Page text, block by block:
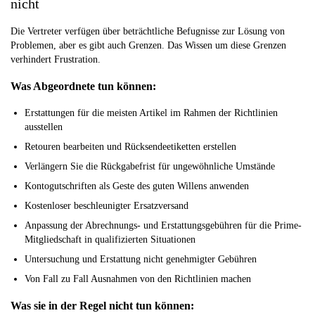
nicht
Die Vertreter verfügen über beträchtliche Befugnisse zur Lösung von
Problemen, aber es gibt auch Grenzen. Das Wissen um diese Grenzen
verhindert Frustration.
Was Abgeordnete tun können:
Erstattungen für die meisten Artikel im Rahmen der Richtlinien
ausstellen
Retouren bearbeiten und Rücksendeetiketten erstellen
Verlängern Sie die Rückgabefrist für ungewöhnliche Umstände
Kontogutschriften als Geste des guten Willens anwenden
Kostenloser beschleunigter Ersatzversand
Anpassung der Abrechnungs- und Erstattungsgebühren für die Prime-
Mitgliedschaft in qualifizierten Situationen
Untersuchung und Erstattung nicht genehmigter Gebühren
Von Fall zu Fall Ausnahmen von den Richtlinien machen
Was sie in der Regel nicht tun können: